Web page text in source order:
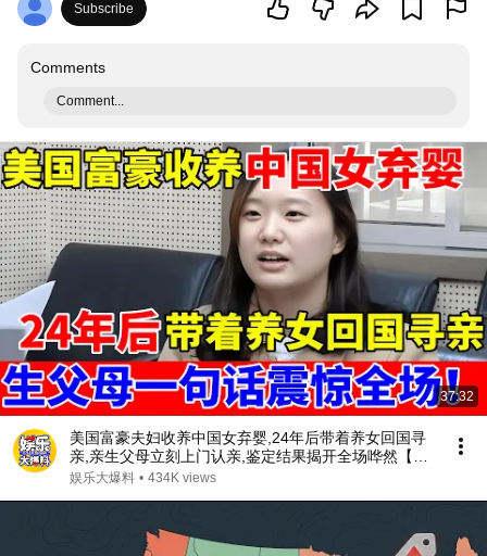
Subscribe
Comments
Comment...
37:32
美国富豪夫妇收养中国女弃婴,24年后带着养女回国寻
亲,亲生父母立刻上门认亲,鉴定结果揭开全场哗然【人
间真情录】
娱乐大爆料 • 434K views